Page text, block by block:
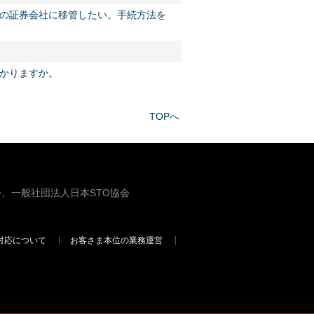
証券会社に移管したい。手続方法を
りますか。
TOPへ
一般社団法人日本STO協会
応について お客さま本位の業務運営